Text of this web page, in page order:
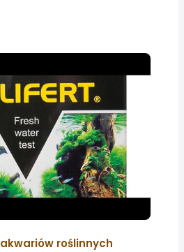
roślinnych